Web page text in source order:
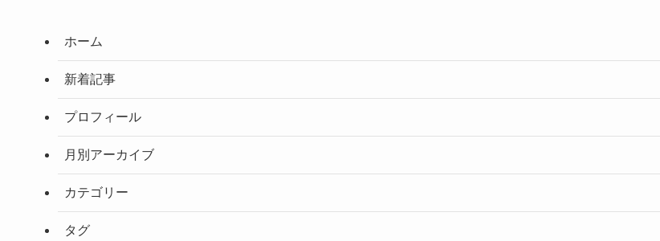
ホーム
新着記事
プロフィール
月別アーカイブ
カテゴリー
タグ